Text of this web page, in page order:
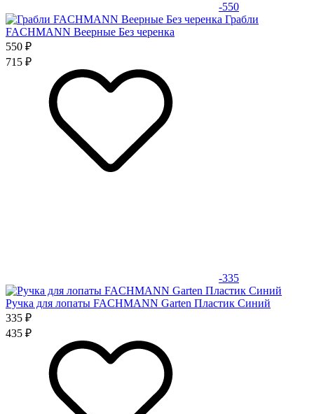
-550
Грабли
FACHMANN Веерные Без черенка
550 ₽
715 ₽
-335
Ручка для лопаты FACHMANN Garten Пластик Синий
335 ₽
435 ₽